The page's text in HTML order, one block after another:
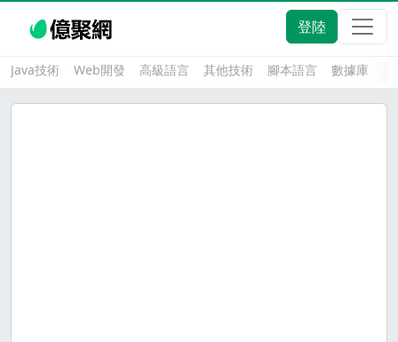
登陸
Java技術 Web開發 高級語言 其他技術 腳本語言 數據庫